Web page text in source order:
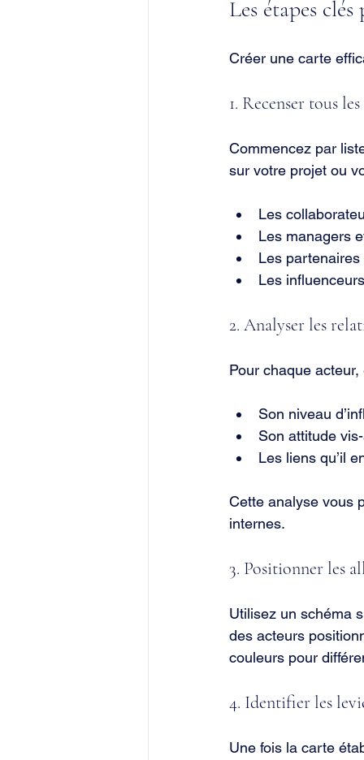
Les étapes
Créer une carte
1. Recenser tous
Commencez par
sur votre projet ou
Les
Les managers
Les partenaires
Les
2. Analyser les
Pour chaque acteur,
Son niveau
Son attitude
Les liens qu’il
Cette analyse vous
internes.
3. Positionner les
Utilisez un schéma
des acteurs
couleurs pour
4. Identifier les
Une fois la carte